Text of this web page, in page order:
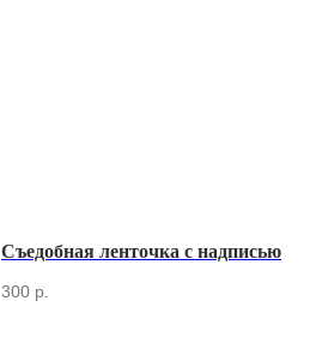
Съедобная ленточка с надписью
300 р.